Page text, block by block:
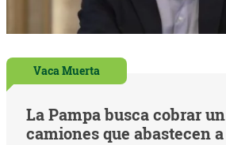
Vaca Muerta
La Pampa busca cobrar
camiones que abastecen